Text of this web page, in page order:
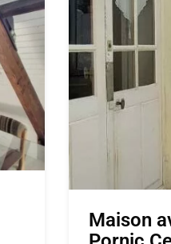
Maison